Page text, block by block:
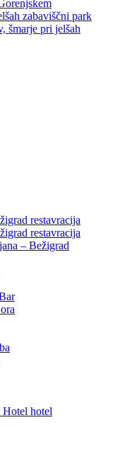
šmarje pri jelšah
– Bežigrad